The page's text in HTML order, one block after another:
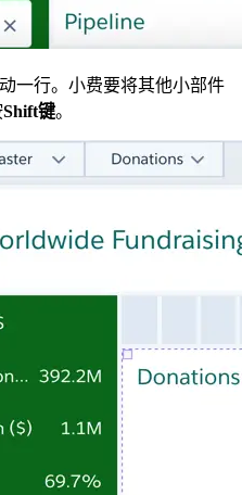
一行。小费要将其他小部件
Shift键。